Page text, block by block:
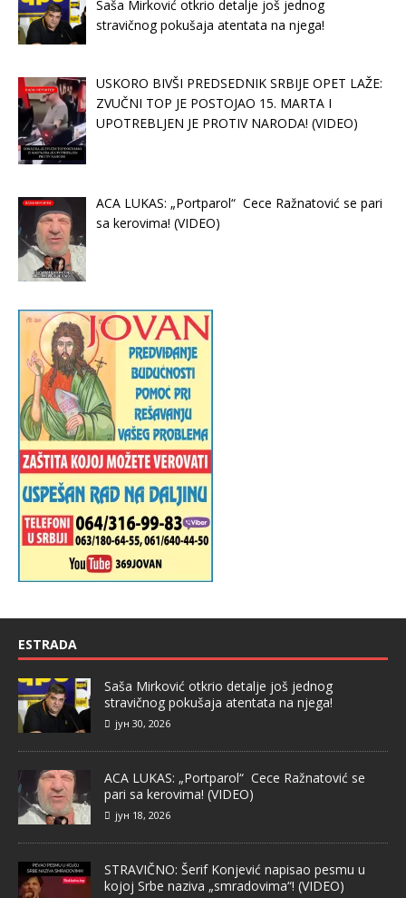
Saša Mirković otkrio detalje još jednog
stravičnog pokušaja atentata na njega!
USKORO BIVŠI PREDSEDNIK SRBIJE OPET LAŽE:
ZVUČNI TOP JE POSTOJAO 15. MARTA I
UPOTREBLJEN JE PROTIV NARODA! (VIDEO)
ACA LUKAS: „Portparol“ Cece Ražnatović se pari
sa kerovima! (VIDEO)
ESTRADA
Saša Mirković otkrio detalje još jednog
stravičnog pokušaja atentata na njega!
јун 30, 2026
ACA LUKAS: „Portparol“ Cece Ražnatović se
pari sa kerovima! (VIDEO)
јун 18, 2026
STRAVIČNO: Šerif Konjević napisao pesmu u
kojoj Srbe naziva „smradovima“! (VIDEO)